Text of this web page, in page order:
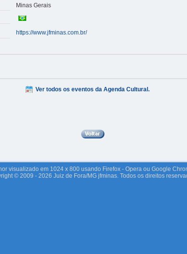
Minas Gerais
https://www.jfminas.com.br/
Ver todos os eventos da Agenda Cultural.
visualizado em 1024 x 800 usando Firefox - Opera ou Google
© 2009 - 2026 Juiz de Fora/MG jfminas. Todos os direitos